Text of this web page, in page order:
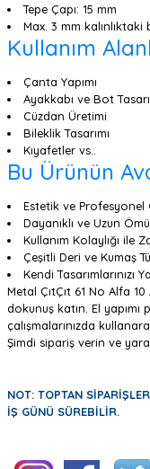
Tepe Çapı: 15 mm
Max. 3 mm
Kullanım
Çanta Yapımı
Ayakkabı ve Bot
Cüzdan Üretimi
Bileklik Tasarımı
Kıyafetler vs..
Bu Ürünün
Estetik ve Profesyonel
Dayanıklı ve Uzun
Kullanım Kolaylığı ile
Çeşitli Deri ve Kumaş
Kendi Tasarımlarınızı
Metal ÇıtÇıt 61 No Alfa
dokunuş katın. El
çalışmalarınızda
Şimdi sipariş verin ve
NOT: TOPTAN
İŞ GÜNÜ SÜREBİLİR.